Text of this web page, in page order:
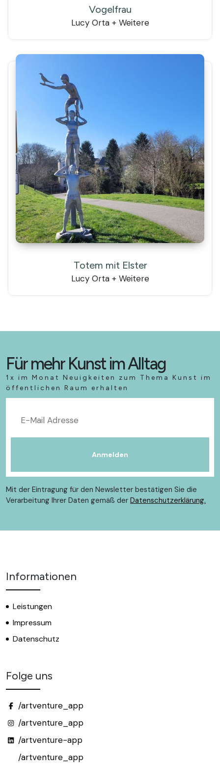
Vogelfrau
Lucy Orta + Weitere
Totem mit Elster
Lucy Orta + Weitere
Für mehr Kunst im Alltag
1x im Monat Neuigkeiten zum Thema Kunst im
öffentlichen Raum erhalten
Mit der Eintragung für den Newsletter bestätigen Sie die
Verarbeitung Ihrer Daten gemäß der Datenschutzerklärung.
Informationen
Leistungen
Impressum
Datenschutz
Folge uns
/artventure_app
/artventure_app
/artventure-app
/artventure_app